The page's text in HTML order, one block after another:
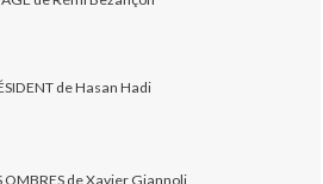
de Hasan Hadi
OMBRES de Xavier Giannoli